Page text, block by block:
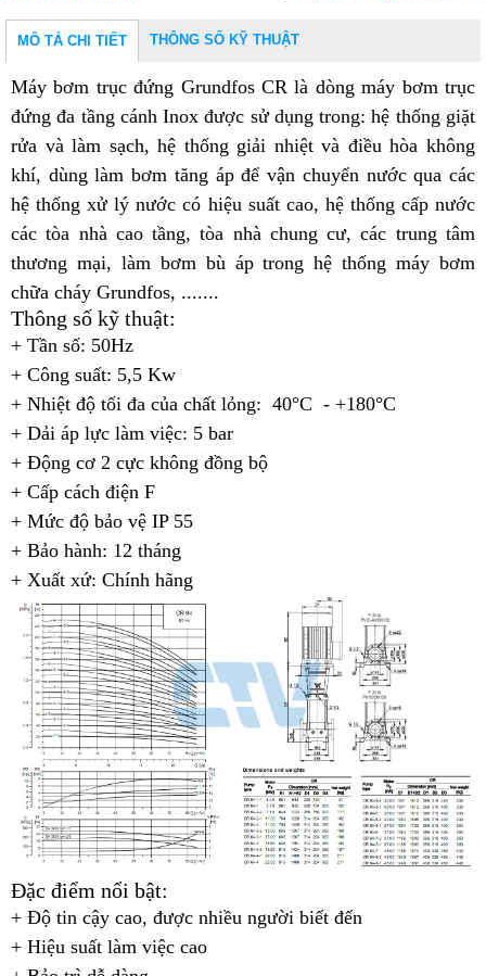
MÔ TẢ CHI TIẾT THÔNG SỐ KỸ THUẬT
Máy bơm trục đứng Grundfos CRlà dòng máy bơm trục
đứng đa tầng cánh Inox được sử dụng trong: hệ thống giặt
rửa và làm sạch, hệ thống giải nhiệt và điều hòa không
khí, dùng làm bơm tăng áp để vận chuyển nước qua các
hệ thống xử lý nước có hiệu suất cao, hệ thống cấp nước
các tòa nhà cao tầng, tòa nhà chung cư, các trung tâm
thương mại, làm bơm bù áp trong hệ thống máy bơm
chữa cháy Grundfos, .......
Thông số kỹ thuật:
+ Tần số: 50Hz
+ Công suất: 5,5 Kw
+ Nhiệt độ tối đa của chất lỏng: 40°C - +180°C
+ Dải áp lực làm việc: 5 bar
+ Động cơ 2 cực không đồng bộ
+ Cấp cách điện F
+ Mức độ bảo vệ IP 55
+ Bảo hành: 12 tháng
+ Xuất xứ: Chính hãng
Đặc điểm nổi bật:
+ Độ tin cậy cao, được nhiều người biết đến
+ Hiệu suất làm việc cao